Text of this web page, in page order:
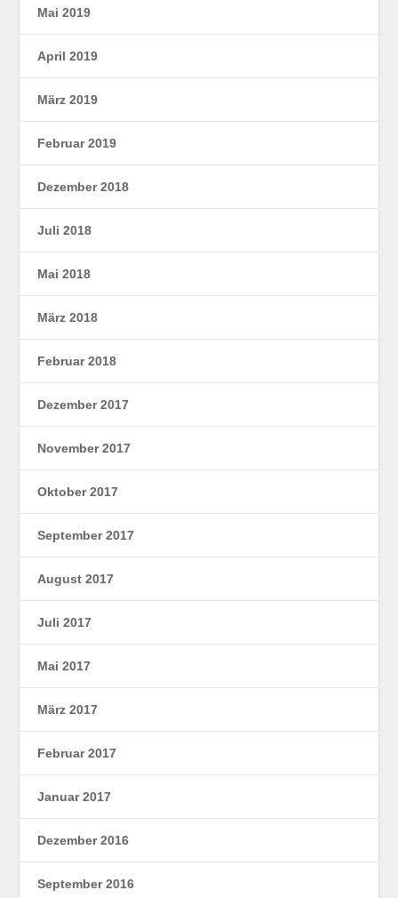
Mai 2019
April 2019
März 2019
Februar 2019
Dezember 2018
Juli 2018
Mai 2018
März 2018
Februar 2018
Dezember 2017
November 2017
Oktober 2017
September 2017
August 2017
Juli 2017
Mai 2017
März 2017
Februar 2017
Januar 2017
Dezember 2016
September 2016